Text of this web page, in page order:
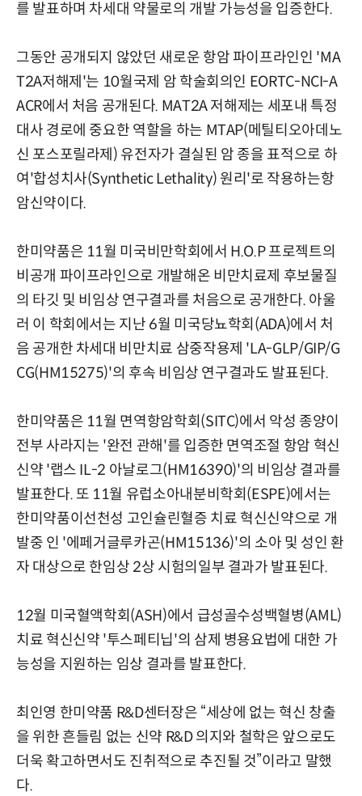
를 발표하며 차세대 약물로의 개발 가능성을 입증한다.
그동안 공개되지 않았던 새로운 항암 파이프라인인 'MA
T2A저해제'는 10월국제 암 학술회의인 EORTC-NCI-A
ACR에서 처음 공개된다. MAT2A 저해제는 세포내 특정
대사 경로에 중요한 역할을 하는 MTAP(메틸티오아데노
신 포스포릴라제) 유전자가 결실된 암 종을 표적으로 하
여'합성치사(Synthetic Lethality) 원리'로 작용하는항
암신약이다.
한미약품은 11월 미국비만학회에서 H.O.P 프로젝트의
비공개 파이프라인으로 개발해온 비만치료제 후보물질
의 타깃 및 비임상 연구결과를 처음으로 공개한다. 아울
러 이 학회에서는 지난 6월 미국당뇨학회(ADA)에서 처
음 공개한 차세대 비만치료 삼중작용제 'LA-GLP/GIP/G
CG(HM15275)'의 후속 비임상 연구결과도 발표된다.
한미약품은 11월 면역항암학회(SITC)에서 악성 종양이
전부 사라지는 '완전 관해'를 입증한 면역조절 항암 혁신
신약 '랩스 IL-2 아날로그(HM16390)'의 비임상 결과를
발표한다. 또 11월 유럽소아내분비학회(ESPE)에서는
한미약품이선천성 고인슐린혈증 치료 혁신신약으로 개
발중 인 '에페거글루카곤(HM15136)'의 소아 및 성인 환
자 대상으로 한임상 2상 시험의일부 결과가 발표된다.
12월 미국혈액학회(ASH)에서 급성골수성백혈병(AML)
치료 혁신신약 '투스페티닙'의 삼제 병용요법에 대한 가
능성을 지원하는 임상 결과를 발표한다.
최인영 한미약품 R&D센터장은 “세상에 없는 혁신 창출
을 위한 흔들림 없는 신약 R&D 의지와 철학은 앞으로도
더욱 확고하면서도 진취적으로 추진될 것”이라고 말했
다.